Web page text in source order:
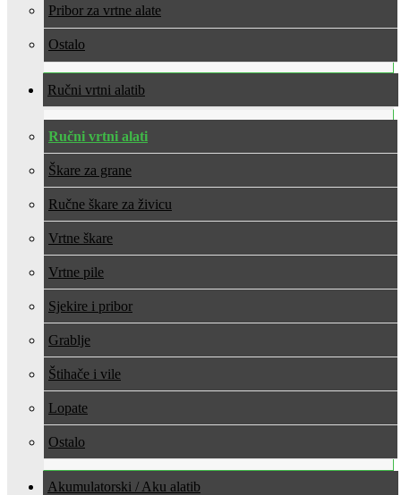
Pribor za vrtne alate
Ostalo
Ručni vrtni alati
Ručni vrtni alati
Škare za grane
Ručne škare za živicu
Vrtne škare
Vrtne pile
Sjekire i pribor
Grablje
Štihače i vile
Lopate
Ostalo
Akumulatorski / Aku alati